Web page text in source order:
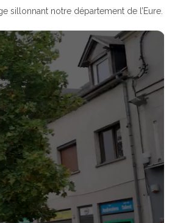
sillonnant notre département de l’Eure.